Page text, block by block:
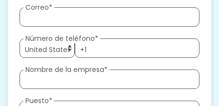
Correo*
Número de teléfono*
Nombre de la empresa*
Puesto*